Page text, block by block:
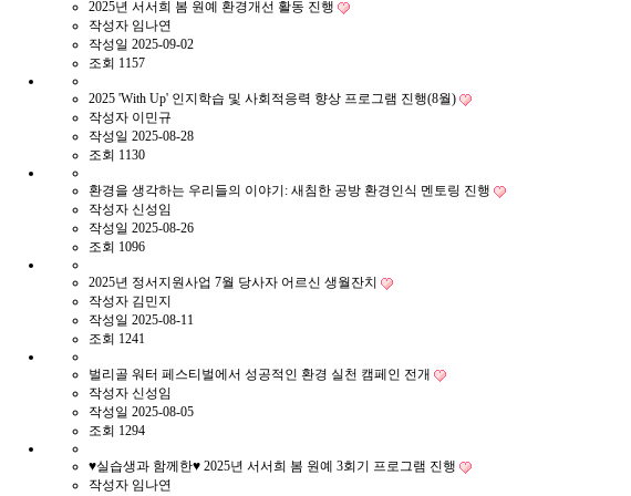
2025년 서서희 봄 원예 환경개선 활동 진행
작성자 임나연
작성일 2025-09-02
조회 1157
2025 'With Up' 인지학습 및 사회적응력 향상 프로그램 진행(8월)
작성자 이민규
작성일 2025-08-28
조회 1130
환경을 생각하는 우리들의 이야기: 새침한 공방 환경인식 멘토링 진행
작성자 신성임
작성일 2025-08-26
조회 1096
2025년 정서지원사업 7월 당사자 어르신 생월잔치
작성자 김민지
작성일 2025-08-11
조회 1241
벌리골 워터 페스티벌에서 성공적인 환경 실천 캠페인 전개
작성자 신성임
작성일 2025-08-05
조회 1294
♥실습생과 함께한♥ 2025년 서서희 봄 원예 3회기 프로그램 진행
작성자 임나연